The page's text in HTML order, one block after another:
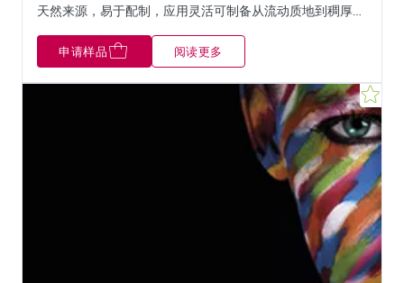
天然来源，易于配制，应用灵活可制备从流动质地到稠厚的
容性，并与天然胶凝剂一起提供优异的稳定性。 凭借立即
和持久的保湿力，这款原料带来的功能性和功效特性适合于
广泛的应用领域。 具有强烈的感官特征，它给化妆品乳化
体系带来极度的柔软感。COSMOS批准，
申请样品 阅读更多